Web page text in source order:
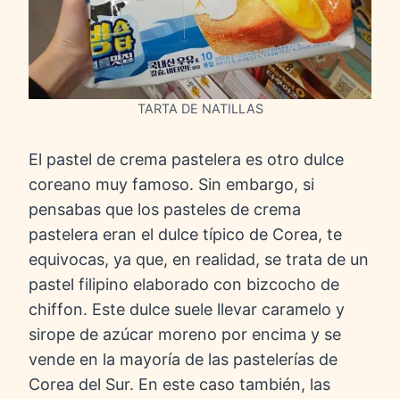
TARTA DE NATILLAS
El pastel de crema pastelera es otro dulce
coreano muy famoso. Sin embargo, si
pensabas que los pasteles de crema
pastelera eran el dulce típico de Corea, te
equivocas, ya que, en realidad, se trata de un
pastel filipino elaborado con bizcocho de
chiffon. Este dulce suele llevar caramelo y
sirope de azúcar moreno por encima y se
vende en la mayoría de las pastelerías de
Corea del Sur. En este caso también, las